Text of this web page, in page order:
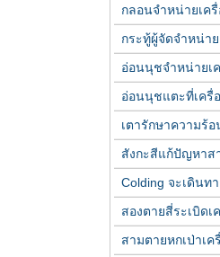
กลอนจำหน่ายเค
กระทู้ผู้จัดจำหน่าย
อ่อนนุชจำหน่ายเ
อ่อนนุชแตะที่เครื่
เตารักษาความร้
สังกะสีแก้ปัญหาส
Colding จะเดินท
สองตายสี่ระเบิดเ
สามตายหกเป่าเค